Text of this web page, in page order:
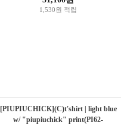
1,530원 적립
[PIUPIUCHICK](C)t'shirt | light blue
w/ "piupiuchick" print(PI62-